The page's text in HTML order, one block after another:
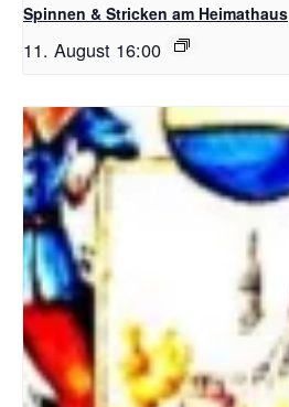
Spinnen & Stricken am Heimathaus
11. August 16:00